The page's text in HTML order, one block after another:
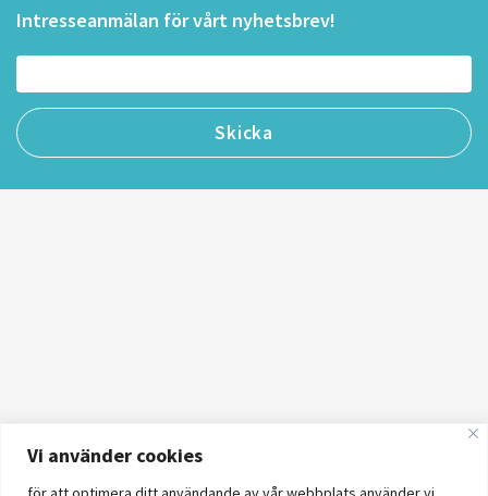
Vi använder cookies
Intresseanmälan för vårt nyhetsbrev!